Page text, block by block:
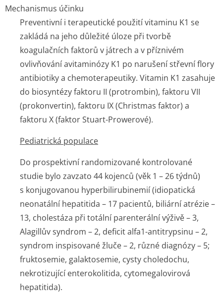
Mechanismus účinku
Preventivní i terapeutické použití vitaminu K1 se
zakládá na jeho důležité úloze při tvorbě
koagulačních faktorů v játrech a v příznivém
ovlivňování avitaminózy K1 po narušení střevní flory
antibiotiky a chemoterapeutiky. Vitamin K1 zasahuje
do biosyntézy faktoru II (protrombin), faktoru VII
(prokonvertin), faktoru IX (Christmas faktor) a
faktoru X (faktor Stuart-Prowerové).
Pediatrická populace
Do prospektivní randomizované kontrolované
studie bylo zavzato 44 kojenců (věk 1 – 26 týdnů)
s konjugovanou hyperbilirubinemií (idiopatická
neonatální hepatitida – 17 pacientů, biliární atrézie –
13, cholestáza při totální parenterální výživě – 3,
Alagillův syndrom – 2, deficit alfa1-antitrypsinu – 2,
syndrom inspisované žluče – 2, různé diagnózy – 5;
fruktosemie, galaktosemie, cysty choledochu,
nekrotizující enterokolitida, cytomegalovirová
hepatitida).